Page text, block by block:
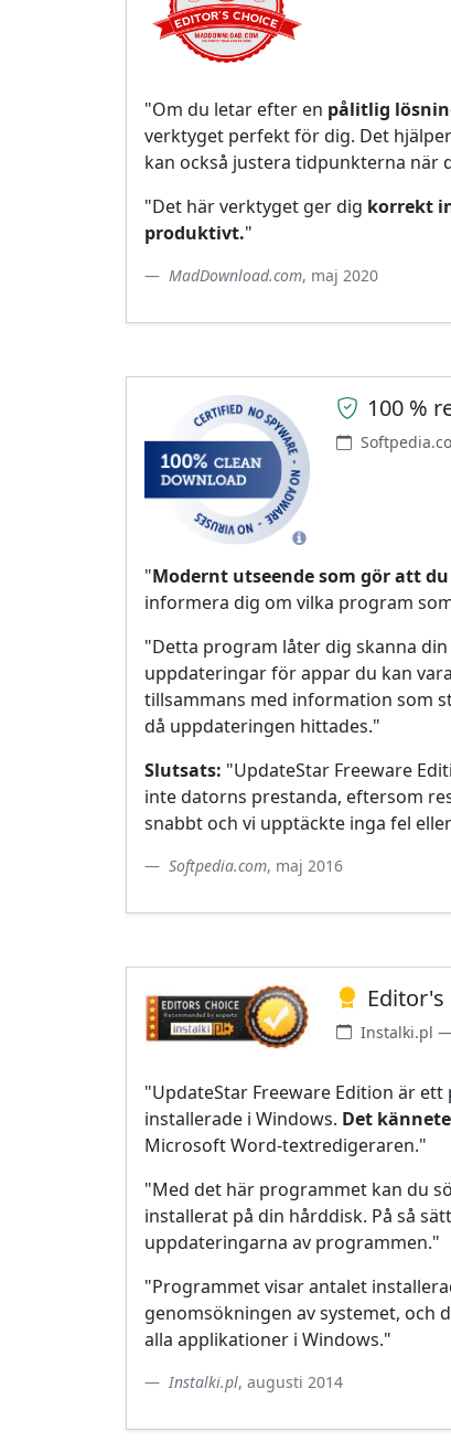
"Om du letar efter en pålitlig
verktyget perfekt för dig. Det
kan också justera tidpunkterna när
"Det här verktyget ger dig korrekt
produktivt."
MadDownload.com, maj 2020
100 %
"Modernt utseende som gör att
informera dig om vilka program
"Detta program låter dig skanna
uppdateringar för appar du kan
tillsammans med information som
då uppdateringen hittades."
Slutsats: "UpdateStar Freeware
inte datorns prestanda, eftersom
snabbt och vi upptäckte inga fel
Softpedia.com, maj 2016
Instalki.pl
"UpdateStar Freeware Edition är
installerade i Windows. Det
Microsoft Word-textredigeraren."
"Med det här programmet kan du
installerat på din hårddisk. På så
uppdateringarna av programmen."
"Programmet visar antalet
genomsökningen av systemet, och
alla applikationer i Windows."
Instalki.pl, augusti 2014